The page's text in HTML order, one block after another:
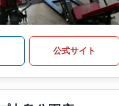
公式サイト